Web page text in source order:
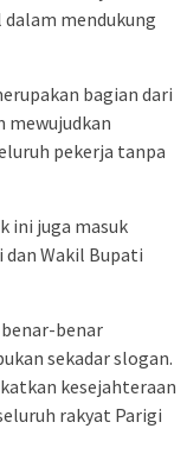
mendukung
bagian dari
mewujudkan
pekerja tanpa
ini juga masuk
Wakil Bupati
benar
sekadar slogan.
kesejahteraan
rakyat Parigi